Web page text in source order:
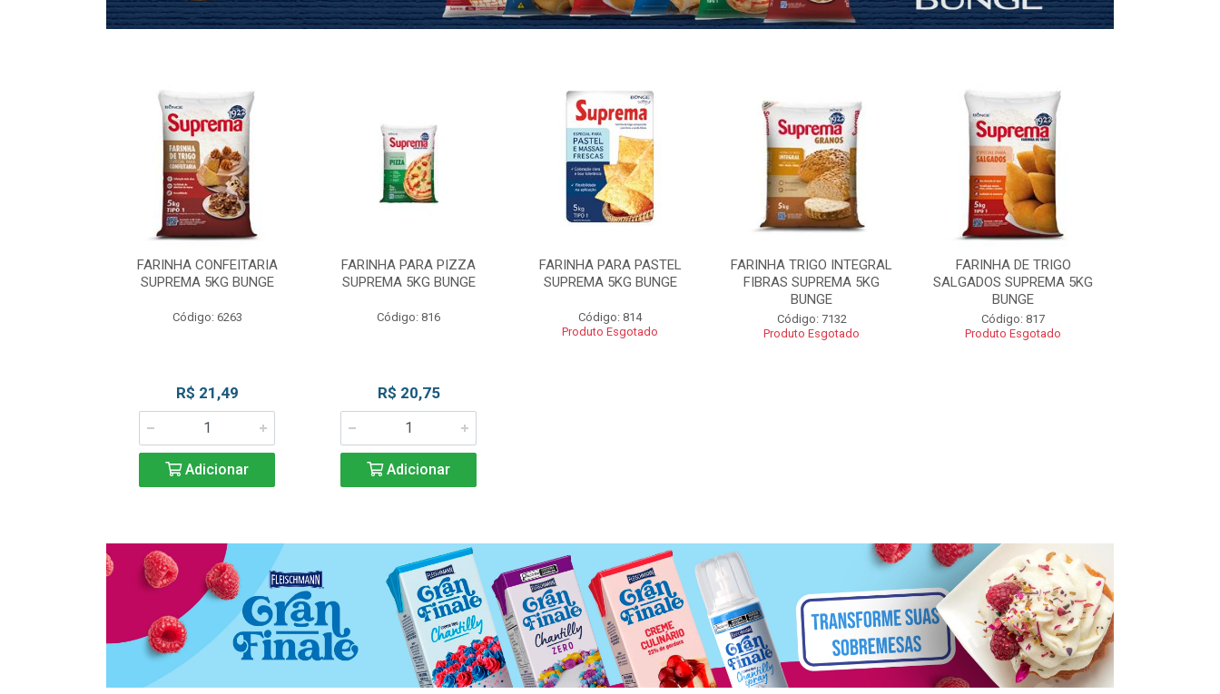
FARINHA CONFEITARIA
SUPREMA 5KG BUNGE
Código: 6263
R$ 21,49
Adicionar
FARINHA PARA PIZZA
SUPREMA 5KG BUNGE
Código: 816
R$ 20,75
Adicionar
FARINHA PARA PASTEL
SUPREMA 5KG BUNGE
Código: 814
Produto Esgotado
FARINHA TRIGO INTEGRAL
FIBRAS SUPREMA 5KG
BUNGE
Código: 7132
Produto Esgotado
FARINHA DE TRIGO
SALGADOS SUPREMA 5KG
BUNGE
Código: 817
Produto Esgotado